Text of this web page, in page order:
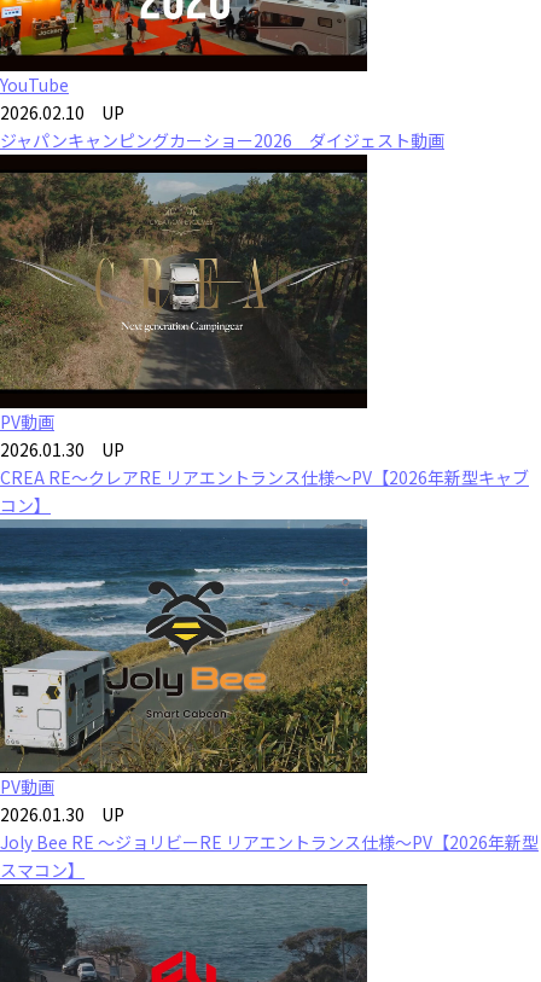
YouTube
2026.02.10 UP
ジャパンキャンピングカーショー2026 ダイジェスト動画
PV動画
2026.01.30 UP
CREA RE～クレアRE リアエントランス仕様～PV【2026年新型キャブ
コン】
PV動画
2026.01.30 UP
Joly Bee RE ～ジョリビーRE リアエントランス仕様～PV【2026年新型
スマコン】